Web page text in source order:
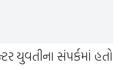
યુવતીના સંપર્કમાં હતો